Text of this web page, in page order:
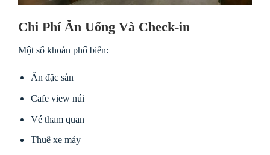
Chi Phí Ăn Uống Và Check-in
Một số khoản phổ biến:
Ăn đặc sản
Cafe view núi
Vé tham quan
Thuê xe máy